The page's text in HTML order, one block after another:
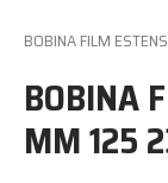
BOBINA FILM
BOBINA
MM 125